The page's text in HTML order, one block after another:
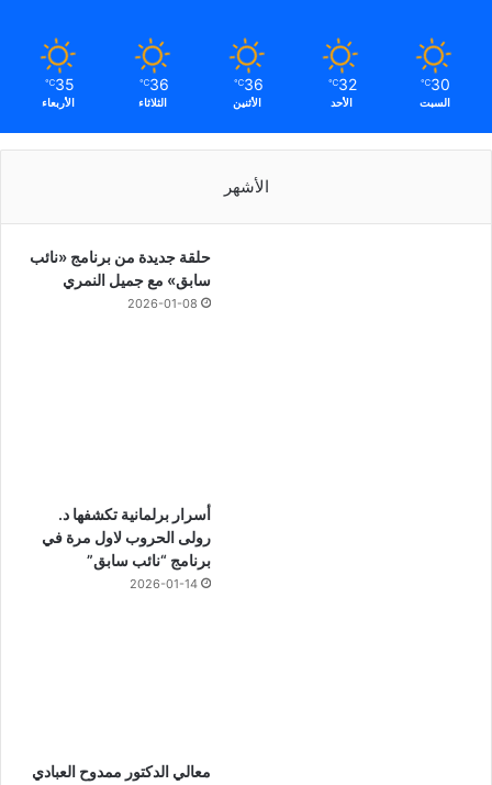
30
℃
السبت
32
℃
الأحد
36
℃
الأثنين
36
℃
الثلاثاء
35
℃
الأربعاء
الأشهر
حلقة جديدة من برنامج «نائب
سابق» مع جميل النمري
2026-01-08
أسرار برلمانية تكشفها د.
رولى الحروب لاول مرة في
برنامج “نائب سابق”
2026-01-14
معالي الدكتور ممدوح العبادي